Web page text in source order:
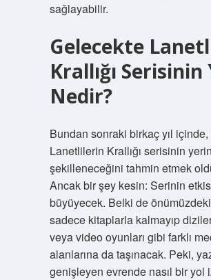
sağlayabilir.
Gelecekte
Krallığı Serisinin
Nedir?
Bundan sonraki birkaç yıl içinde,
Lanetlilerin Krallığı serisinin
şekilleneceğini tahmin etmek
Ancak bir şey kesin: Serinin
büyüyecek. Belki de
sadece kitaplarla kalmayıp
veya video oyunları gibi farklı
alanlarına da taşınacak. Peki,
genişleyen evrende nasıl bir yol